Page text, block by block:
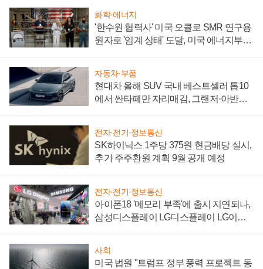
화학·에너지
'한수원 협력사' 미국 오클로 SMR 연구용
원자로 '임계 상태' 도달, 미국 에너지부
자동차·부품
현대차 올해 SUV 국내 베스트셀러 톱10
에서 싼타페만 자리매김, 그랜저·아반떼
전자·전기·정보통신
SK하이닉스 1주당 375원 현금배당 실시,
추가 주주환원 계획 9월 공개 예정
전자·전기·정보통신
아이폰18 '메모리 부족'에 출시 지연되나,
삼성디스플레이 LG디스플레이 LG이노
사회
미국 법원 "트럼프 정부 풍력 프로젝트 동